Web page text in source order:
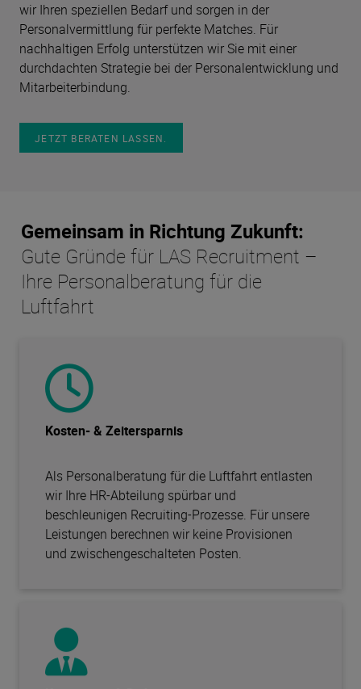
wir Ihren speziellen Bedarf und sorgen in der
Personalvermittlung für perfekte Matches. Für
nachhaltigen Erfolg unterstützen wir Sie mit einer
durchdachten Strategie bei der Personalentwicklung und
Mitarbeiterbindung.
JETZT BERATEN LASSEN.
Gemeinsam in Richtung Zukunft:
Gute Gründe für LAS Recruitment –
Ihre Personalberatung für die
Luftfahrt
Kosten- & Zeitersparnis
Als Personalberatung für die Luftfahrt entlasten
wir Ihre HR-Abteilung spürbar und
beschleunigen Recruiting-Prozesse. Für unsere
Leistungen berechnen wir keine Provisionen
und zwischengeschalteten Posten.